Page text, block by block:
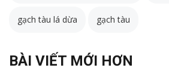
gạch tàu lá dừa gạch tàu
BÀI VIẾT MỚI HƠN